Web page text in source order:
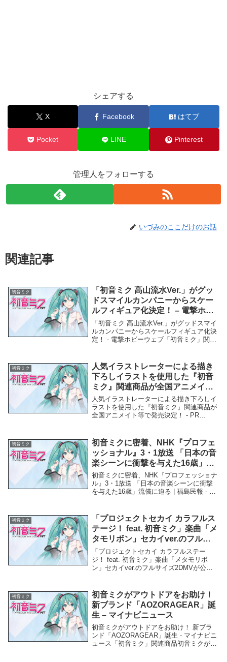
シェアする
X Facebook はてブ
Pocket LINE Pinterest
管理人をフォローする
いづみのここだけのお話
関連記事
初音ミク
「初音ミク 高山流水Ver.」がグッ
ドスマイルカンパニーからスケー
ルフィギュア化決定！ – 電撃ホビ
ーウェブ
「初音ミク 高山流水Ver.」がグッドスマイ
ルカンパニーからスケールフィギュア化決
定！ - 電撃ホビーウェブ「初音ミク」関連
化決定！ - 電撃ホビーウェブ 「...
初音ミク
人気イラストレーターによる描き
下ろしイラストを使用した『初音
ミク』関連商品が全国アニメイト
等で発売決定！ – PR TIMES
人気イラストレーターによる描き下ろしイ
ラストを使用した『初音ミク』関連商品が
全国アニメイト等で発売決定！ - PR
した『初音ミク』関連商品が全国アニメイ
ト等で...
初音ミク
初音ミクに密着、NHK『プロフェ
ッショナル』3・1放送 「日本の音
楽シーンに衝撃を与えた16歳」流
儀に迫る | 福島民報 – 福島民報
初音ミクに密着、NHK『プロフェッショナ
ル』3・1放送 「日本の音楽シーンに衝撃
を与えた16歳」流儀に迫る | 福島民報 - 福
「日本の音楽シーンに衝撃を与え...
初音ミク
「プロジェクトセカイ カラフルス
テージ！ feat. 初音ミク」楽曲「メ
タモリボン」セカイver.のフルサ
イズ2DMVが公開！｜ゲーム情報
サイト Gamer – Gamer
「プロジェクトセカイ カラフルステー
ジ！ feat. 初音ミク」楽曲「メタモリボ
ン」セカイver.のフルサイズ2DMVが公
トセカイ カラフルステージ！ fea...
初音ミク
初音ミクがアウトドアをお助け！
新ブランド「AOZORAGEAR」誕
生 – マイナビニュース
初音ミクがアウトドアをお助け！ 新ブラ
ンド「AOZORAGEAR」誕生 - マイナビニ
ュース「初音ミク」関連商品初音ミクがア